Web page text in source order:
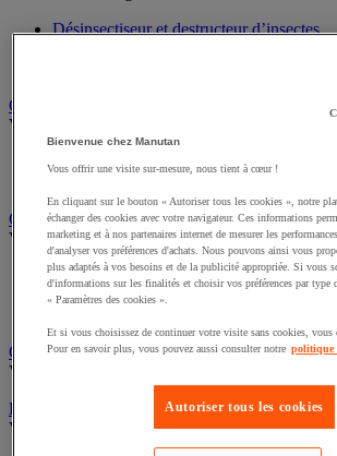
Chariot à linge et armoire à linge
Voir toute la catégorie
Sac à linge et accessoires
Chariot de nettoyage
Voir toute la catégorie
Accessoires pour chariot de nettoyage
Chariot de ménage
Cireuse à chaussures
Voir toute la catégorie
Équipement sanitaires, douche et salle de bain
Voir toute la catégorie
Bienvenue chez Manutan
Vous offrir une visite sur-mesure, nous tient à cœur !
En cliquant sur le bouton « Autoriser tous les cookies », notre
échanger des cookies avec votre navigateur. Ces informations
marketing et à nos partenaires internet de mesurer les
d'analyser vos préférences d'achats. Nous pouvons ainsi vous
plus adaptés à vos besoins et de la publicité appropriée. Si vous
d'informations sur les finalités et choisir vos préférences par type
« Paramètres des cookies ».
Et si vous choisissez de continuer votre visite sans cookies, vous
Pour en savoir plus, vous pouvez aussi consulter notre politique
Autoriser tous les cookies